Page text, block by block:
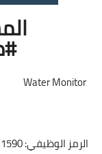
الرمز الوظيفي: VI-HR-REC – 1590